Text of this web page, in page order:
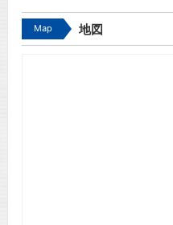
Map 地図